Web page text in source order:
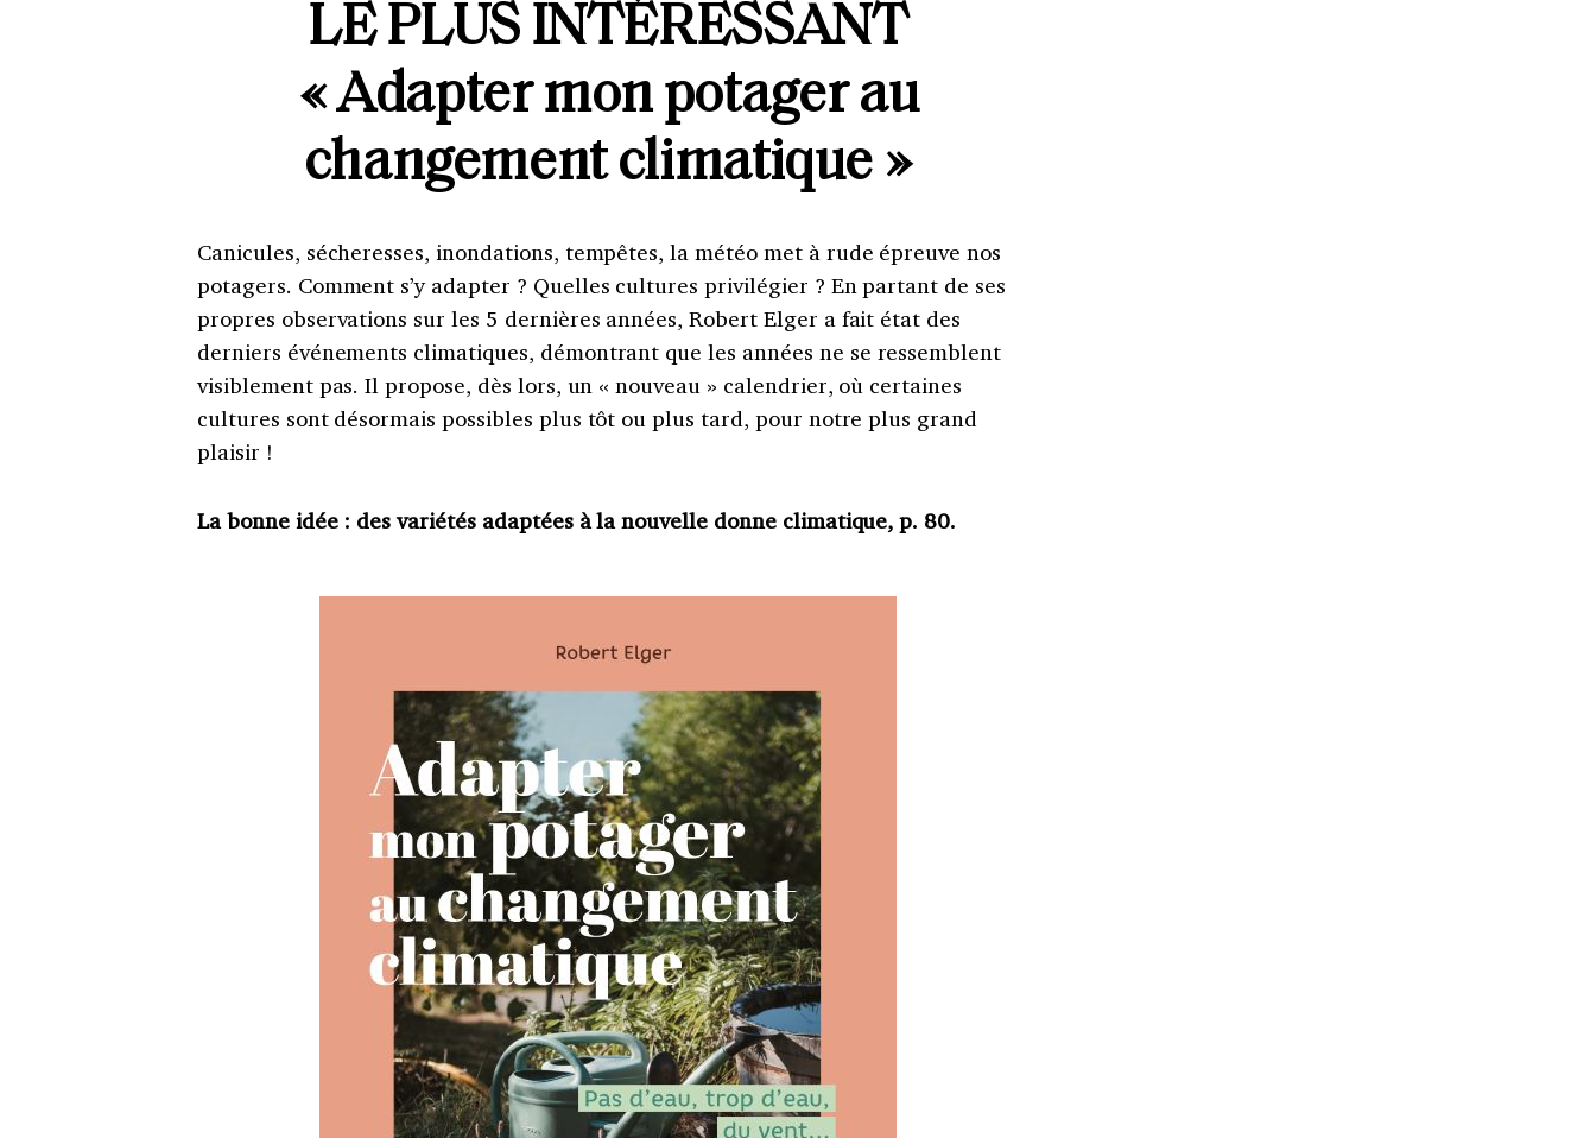
LE PLUS INTÉRESSANT
« Adapter mon potager au
changement climatique »
Canicules, sécheresses, inondations, tempêtes, la météo met à rude épreuve nos
potagers. Comment s’y adapter ? Quelles cultures privilégier ? En partant de ses
propres observations sur les 5 dernières années, Robert Elger a fait état des
derniers événements climatiques, démontrant que les années ne se ressemblent
visiblement pas. Il propose, dès lors, un « nouveau » calendrier, où certaines
cultures sont désormais possibles plus tôt ou plus tard, pour notre plus grand
plaisir !
La bonne idée : des variétés adaptées à la nouvelle donne climatique, p. 80.